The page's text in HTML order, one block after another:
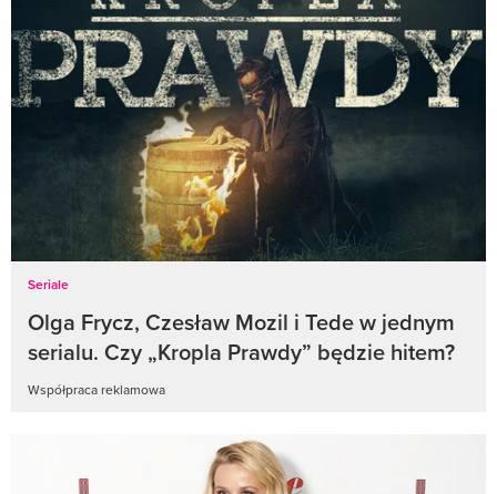
Seriale
Olga Frycz, Czesław Mozil i Tede w jednym
serialu. Czy „Kropla Prawdy” będzie hitem?
Współpraca reklamowa